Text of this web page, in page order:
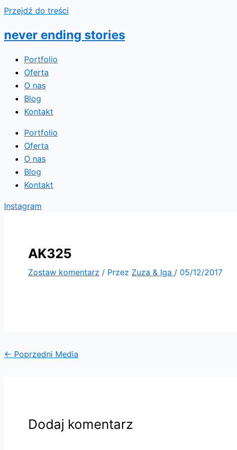
Przejdź do treści
never ending stories
Portfolio
Oferta
O nas
Blog
Kontakt
Portfolio
Oferta
O nas
Blog
Kontakt
Instagram
AK325
Zostaw komentarz / Przez Zuza & Iga / 05/12/2017
← Poprzedni Media
Dodaj komentarz